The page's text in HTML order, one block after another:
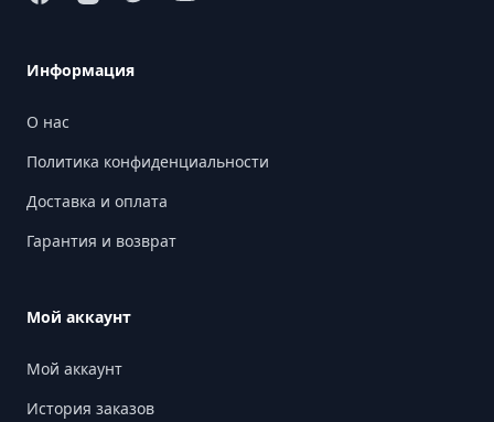
Информация
О нас
Политика конфиденциальности
Доставка и оплата
Гарантия и возврат
Мой аккаунт
Мой аккаунт
История заказов